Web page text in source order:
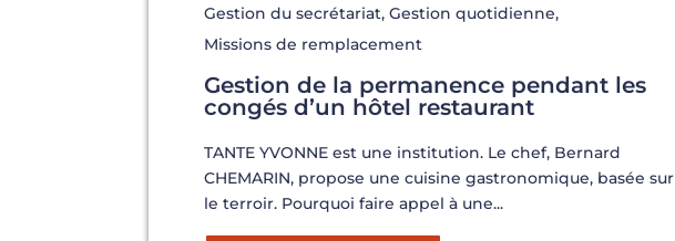
Gestion du secrétariat,Gestion quotidienne,
Missions de remplacement
Gestion de la permanence pendant les
congés d’un hôtel restaurant
TANTE YVONNE est une institution. Le chef, Bernard
CHEMARIN, propose une cuisine gastronomique, basée sur
le terroir. Pourquoi faire appel à une...